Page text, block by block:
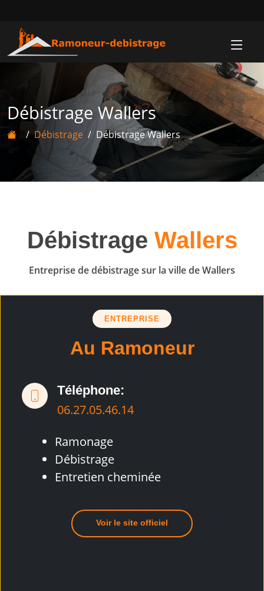
Débistrage Wallers
Débistrage Débistrage Wallers
Débistrage Wallers
Entreprise de débistrage sur la ville de Wallers
ENTREPRISE
Au Ramoneur
Téléphone:
06.27.05.46.14
Ramonage
Débistrage
Entretien cheminée
Voir le site officiel